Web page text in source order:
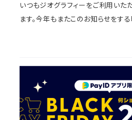
いつもジオグラフィーをご利用いた
ます。今年もまたこのお知らせをす
た。本当に1年はあっという間です。